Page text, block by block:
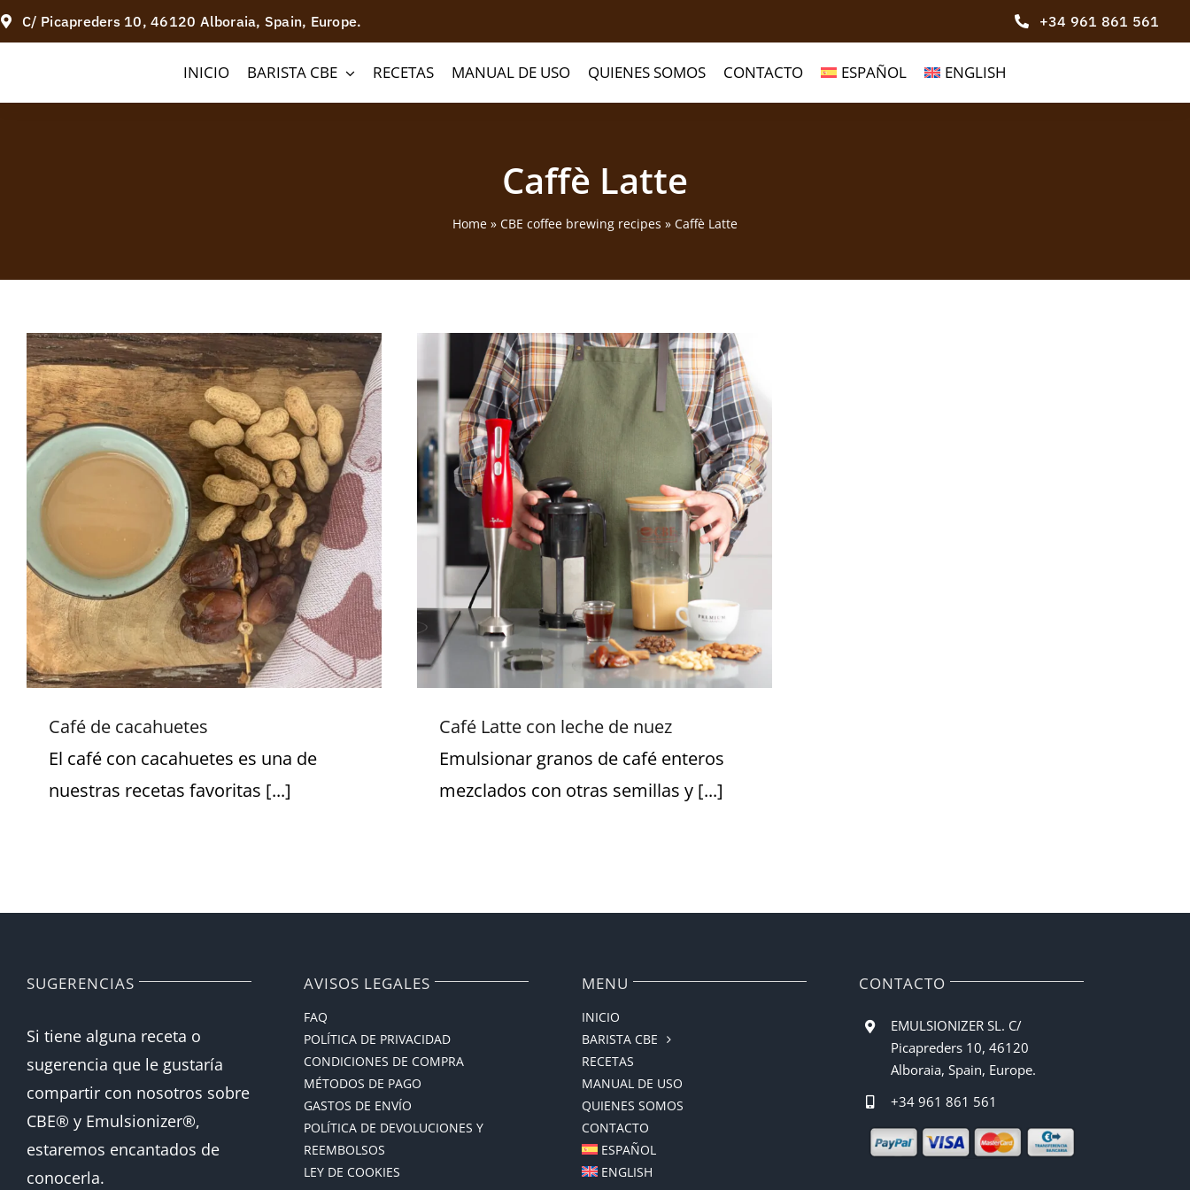
Saltar
al
C/ Picapreders 10, 46120 Alboraia, Spain, Europe. +34 961 861 561
INICIO BARISTA CBE RECETAS MANUAL DE USO QUIENES SOMOS CONTACTO ESPAÑOL ENGLISH
Caffè Latte
Home » CBE coffee brewing recipes » Caffè Latte
Café de cacahuetes
Café de cacahuetes
El café con cacahuetes es una de
nuestras recetas favoritas [...]
Café Latte con leche de nuez
Café Latte con leche de nuez
Emulsionar granos de café enteros
mezclados con otras semillas y [...]
SUGERENCIAS
Si tiene alguna receta o
sugerencia que le gustaría
compartir con nosotros sobre
CBE® y Emulsionizer®,
estaremos encantados de
conocerla.
AVISOS LEGALES
FAQ
POLÍTICA DE PRIVACIDAD
CONDICIONES DE COMPRA
MÉTODOS DE PAGO
GASTOS DE ENVÍO
POLÍTICA DE DEVOLUCIONES Y
REEMBOLSOS
LEY DE COOKIES
MENU
INICIO
BARISTA CBE
RECETAS
MANUAL DE USO
QUIENES SOMOS
CONTACTO
ESPAÑOL
ENGLISH
CONTACTO
EMULSIONIZER SL. C/
Picapreders 10, 46120
Alboraia, Spain, Europe.
+34 961 861 561